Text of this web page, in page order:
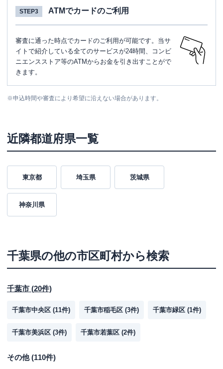
STEP3 ATMでカードのご利用
審査に通った時点でカードのご利用が可能です。当サ
イトで紹介している全てのサービスが24時間、コンビ
ニエンスストア等のATMからお金を引き出すことがで
きます。
※申込時間や審査により希望に沿えない場合があります。
近隣都道府県一覧
東京都 埼玉県 茨城県
神奈川県
千葉県の他の市区町村から検索
千葉市 (20件)
千葉市中央区 (11件) 千葉市稲毛区 (3件) 千葉市緑区 (1件)
千葉市美浜区 (3件) 千葉市若葉区 (2件)
その他(110件)